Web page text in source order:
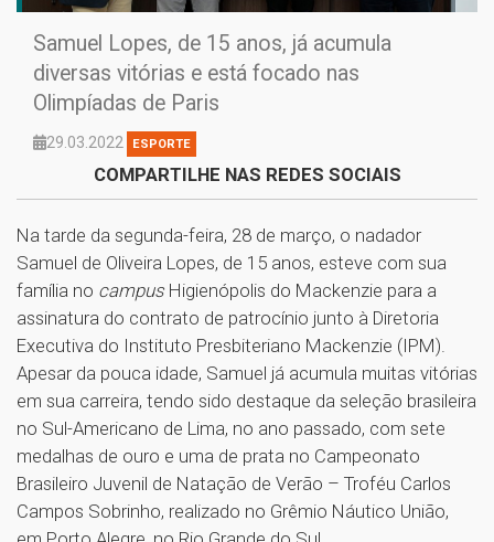
Samuel Lopes, de 15 anos, já acumula
diversas vitórias e está focado nas
Olimpíadas de Paris
29.03.2022 ESPORTE
COMPARTILHE NAS REDES SOCIAIS
Na tarde da segunda-feira, 28 de março, o nadador
Samuel de Oliveira Lopes, de 15 anos, esteve com sua
família no campus Higienópolis do Mackenzie para a
assinatura do contrato de patrocínio junto à Diretoria
Executiva do Instituto Presbiteriano Mackenzie (IPM).
Apesar da pouca idade, Samuel já acumula muitas vitórias
em sua carreira, tendo sido destaque da seleção brasileira
no Sul-Americano de Lima, no ano passado, com sete
medalhas de ouro e uma de prata no Campeonato
Brasileiro Juvenil de Natação de Verão – Troféu Carlos
Campos Sobrinho, realizado no Grêmio Náutico União,